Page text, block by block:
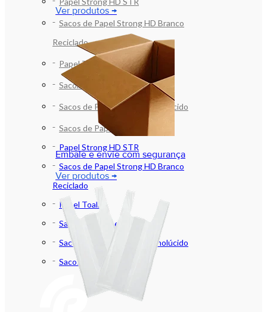
Sacos de Papel Strong HD Branco
Reciclado
Papel Toalha
Sacolas de Papel
Sacos de Papel Branco Monolúcido
Sacos de Papel e SOS
Papel Strong HD STR
Sacos de Papel Strong HD Branco
Reciclado
Papel Toalha
Sacolas de Papel
Sacos de Papel Branco Monolúcido
Sacos de Papel e SOS
Ver produtos →
Embale e envie com segurança
Ver produtos →